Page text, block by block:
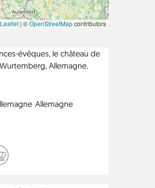
Leaflet | ©OpenStreetMapcontributors
Allemagne